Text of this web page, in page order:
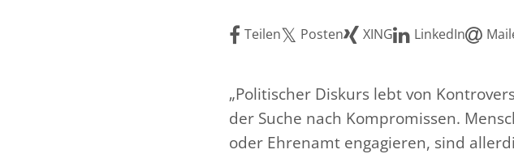
Teilen Posten XING LinkedIn
„Politischer Diskurs lebt von
der Suche nach Kompromissen.
oder Ehrenamt engagieren, sind